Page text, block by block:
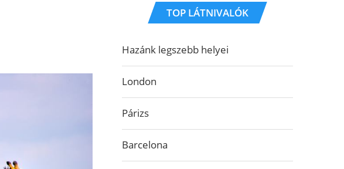
TOP LÁTNIVALÓK
Hazánk legszebb helyei
London
Párizs
Barcelona